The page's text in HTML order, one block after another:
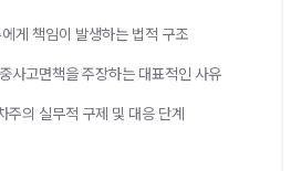
게 책임이 발생하는 법적 구조
사고면책을 주장하는 대표적인 사유
주의 실무적 구제 및 대응 단계